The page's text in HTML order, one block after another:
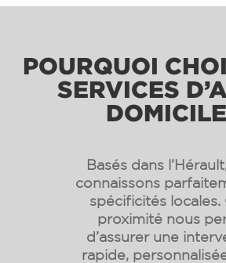
POURQUOI
SERVICES
Basés dans
connaissons
spécificités locales.
proximité nous
d’assurer une
rapide,